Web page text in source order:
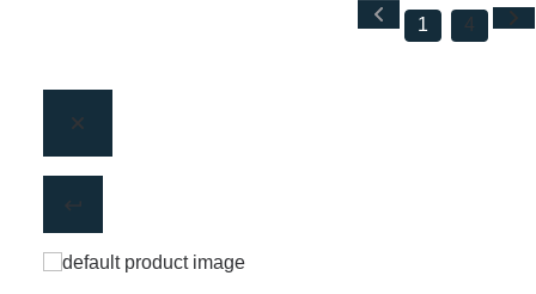
1 4